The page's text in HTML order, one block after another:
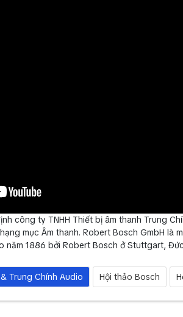
công ty TNHH Thiết bị âm thanh Trung
mục Âm thanh. Robert Bosch GmbH
năm 1886 bởi Robert Bosch ở Stuttgart,
Trung Chính Audio Hội thảo Bosch